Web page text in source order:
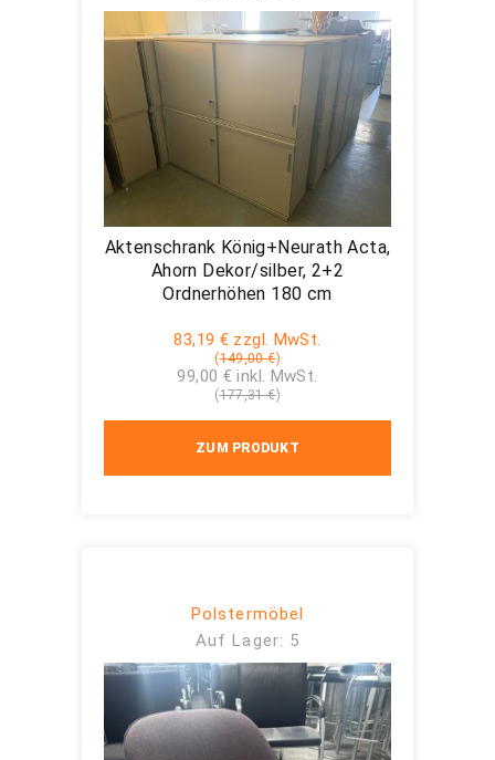
Aktenschrank König+Neurath Acta,
Ahorn Dekor/silber, 2+2
Ordnerhöhen 180 cm
83,19 € zzgl. MwSt.
(149,00 €)
99,00 € inkl. MwSt.
(177,31 €)
ZUM PRODUKT
Polstermöbel
Auf Lager: 5